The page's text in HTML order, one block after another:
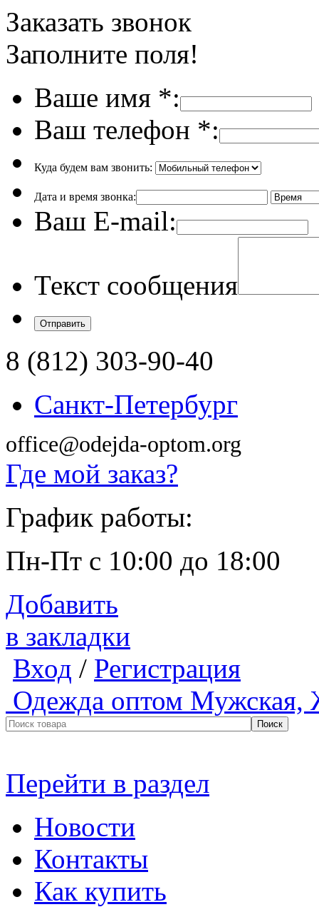
Заказать звонок
Заполните поля!
Ваше имя *:
Ваш телефон *:
Куда будем вам звонить:
Дата и время звонка:
Ваш E-mail:
Текст сообщения
8 (812) 303-90-40
Санкт-Петербург
office@odejda-optom.org
Где мой заказ?
График работы:
Пн-Пт с 10:00 до 18:00
Добавить
в закладки
Вход / Регистрация
Одежда оптом Мужская,
Перейти в раздел
Новости
Контакты
Как купить